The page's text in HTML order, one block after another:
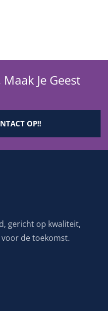
Je Geest
OP!!
gericht op kwaliteit,
de toekomst.